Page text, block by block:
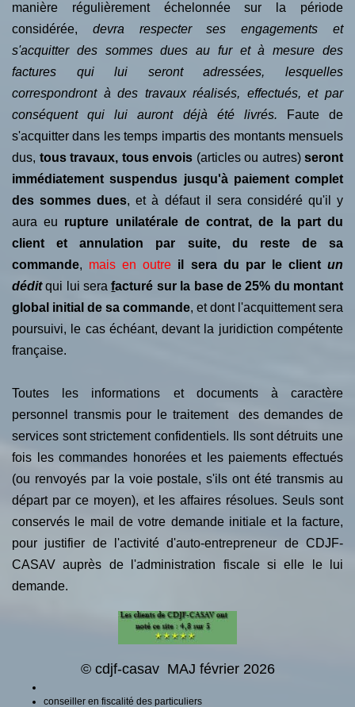
manière régulièrement échelonnée sur la période
considérée, devra respecter ses engagements et
s'acquitter des sommes dues au fur et à mesure des
factures qui lui seront adressées, lesquelles
correspondront à des travaux réalisés, effectués, et par
conséquent qui lui auront déjà été livrés. Faute de
s'acquitter dans les temps impartis des montants mensuels
dus, tous travaux, tous envois (articles ou autres) seront
immédiatementsuspendus jusqu'à paiement complet
des sommes dues, et à défaut il sera considéré qu'il y
aura eu rupture unilatérale de contrat, de la part du
client et annulation par suite, du reste de sa
commande, mais en outre il sera du par le client un
dédit qui lui serafacturé sur la base de 25% du montant
global initial de sa commande, et dont l'acquittement sera
poursuivi, le cas échéant, devant la juridiction compétente
française.
Toutes les informations et documents à caractère
personnel transmis pour le traitement des demandes de
services sont strictement confidentiels. Ils sont détruits une
fois les commandes honorées et les paiements effectués
(ou renvoyés par la voie postale, s'ils ont été transmis au
départ par ce moyen), et les affaires résolues. Seuls sont
conservés le mail de votre demande initiale et la facture,
pour justifier de l'activité d'auto-entrepreneur de CDJF-
CASAV auprès de l'administration fiscale si elle le lui
demande.
© cdjf-casav MAJ février 2026
conseiller en fiscalité des particuliers